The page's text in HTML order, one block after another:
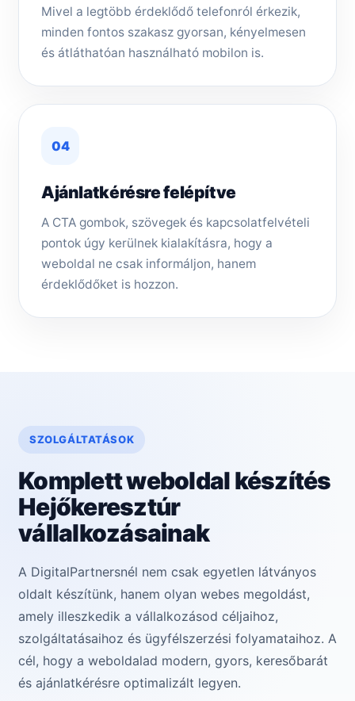
Mivel a legtöbb érdeklődő telefonról érkezik,
minden fontos szakasz gyorsan, kényelmesen
és átláthatóan használható mobilon is.
04
Ajánlatkérésre felépítve
A CTA gombok, szövegek és kapcsolatfelvételi
pontok úgy kerülnek kialakításra, hogy a
weboldal ne csak informáljon, hanem
érdeklődőket is hozzon.
SZOLGÁLTATÁSOK
Komplett weboldal készítés
Hejőkeresztúr
vállalkozásainak
A DigitalPartnersnél nem csak egyetlen látványos
oldalt készítünk, hanem olyan webes megoldást,
amely illeszkedik a vállalkozásod céljaihoz,
szolgáltatásaihoz és ügyfélszerzési folyamataihoz. A
cél, hogy a weboldalad modern, gyors, keresőbarát
és ajánlatkérésre optimalizált legyen.